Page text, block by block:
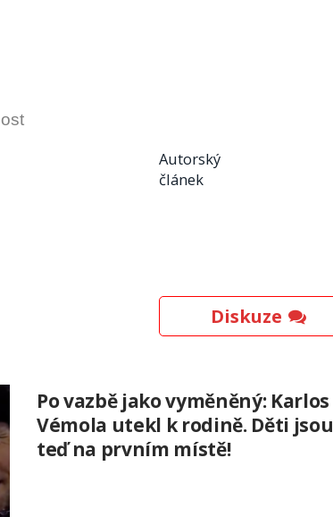
Autorský
článek
Diskuze
Po vazbě jako vyměněný: Karlos
Vémola utekl k rodině. Děti jsou
teď na prvním místě!